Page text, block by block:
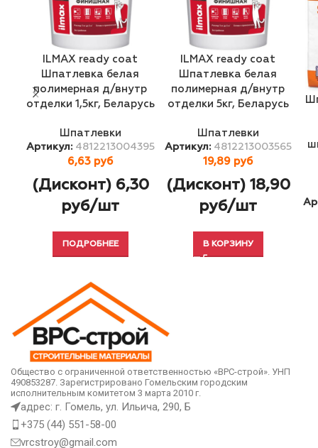
ILMAX ready coat
Шпатлевка белая
полимерная д/внутр
отделки 1,5кг, Беларусь
Шпатлевки
Артикул: 4812213004395
6,63 руб
(Дисконт) 6,30
руб/шт
ПОДРОБНЕЕ
ILMAX ready coat
Шпатлевка белая
полимерная д/внутр
отделки 5кг, Беларусь
Шпатлевки
Артикул: 4812213003565
19,89 руб
(Дисконт) 18,90
руб/шт
В КОРЗИНУ
Общество с ограниченной ответственностью «ВРС-строй». УНП
490853287. Зарегистрировано Гомельским городским
исполнительным комитетом 3 марта 2010 г.
адрес: г. Гомель, ул. Ильича, 290, Б
+375 (44) 551-58-00
vrcstroy@gmail.com